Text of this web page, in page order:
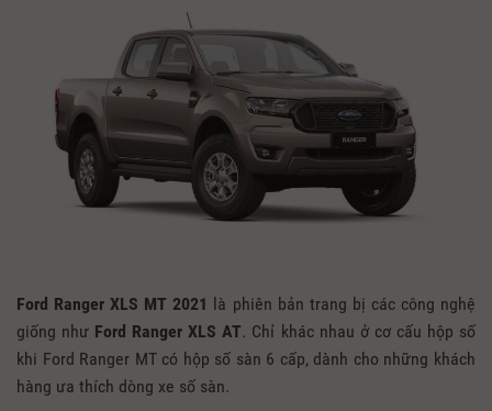
Ford Ranger XLS MT 2021 là phiên bản trang bị các công nghệ
giống như Ford Ranger XLS AT. Chỉ khác nhau ở cơ cấu hộp số
khi Ford Ranger MT có hộp số sàn 6 cấp, dành cho những khách
hàng ưa thích dòng xe số sàn.